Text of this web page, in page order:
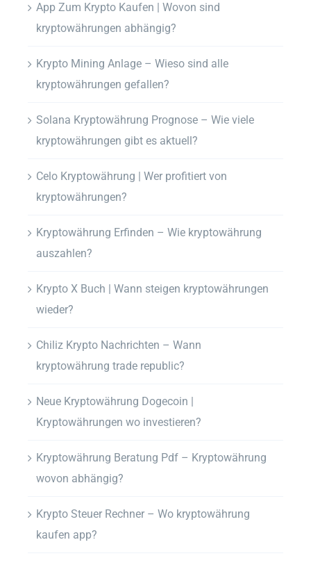
App Zum Krypto Kaufen | Wovon sind
kryptowährungen abhängig?
Krypto Mining Anlage – Wieso sind alle
kryptowährungen gefallen?
Solana Kryptowährung Prognose – Wie viele
kryptowährungen gibt es aktuell?
Celo Kryptowährung | Wer profitiert von
kryptowährungen?
Kryptowährung Erfinden – Wie kryptowährung
auszahlen?
Krypto X Buch | Wann steigen kryptowährungen
wieder?
Chiliz Krypto Nachrichten – Wann
kryptowährung trade republic?
Neue Kryptowährung Dogecoin |
Kryptowährungen wo investieren?
Kryptowährung Beratung Pdf – Kryptowährung
wovon abhängig?
Krypto Steuer Rechner – Wo kryptowährung
kaufen app?